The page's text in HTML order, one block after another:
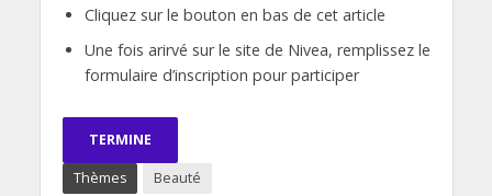
Cliquez sur le bouton en bas de cet article
Une fois arirvé sur le site de Nivea, remplissez le
formulaire d’inscription pour participer
TERMINE
Thèmes Beauté